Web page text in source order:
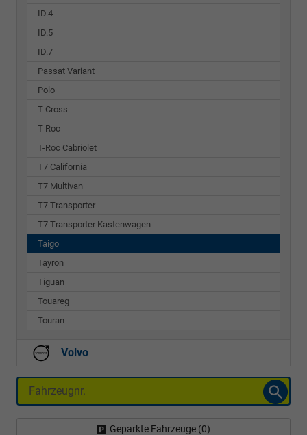
ID.4
ID.5
ID.7
Passat Variant
Polo
T-Cross
T-Roc
T-Roc Cabriolet
T7 California
T7 Multivan
T7 Transporter
T7 Transporter Kastenwagen
Taigo
Tayron
Tiguan
Touareg
Touran
Volvo
Fahrzeugnr.
Geparkte Fahrzeuge (0)